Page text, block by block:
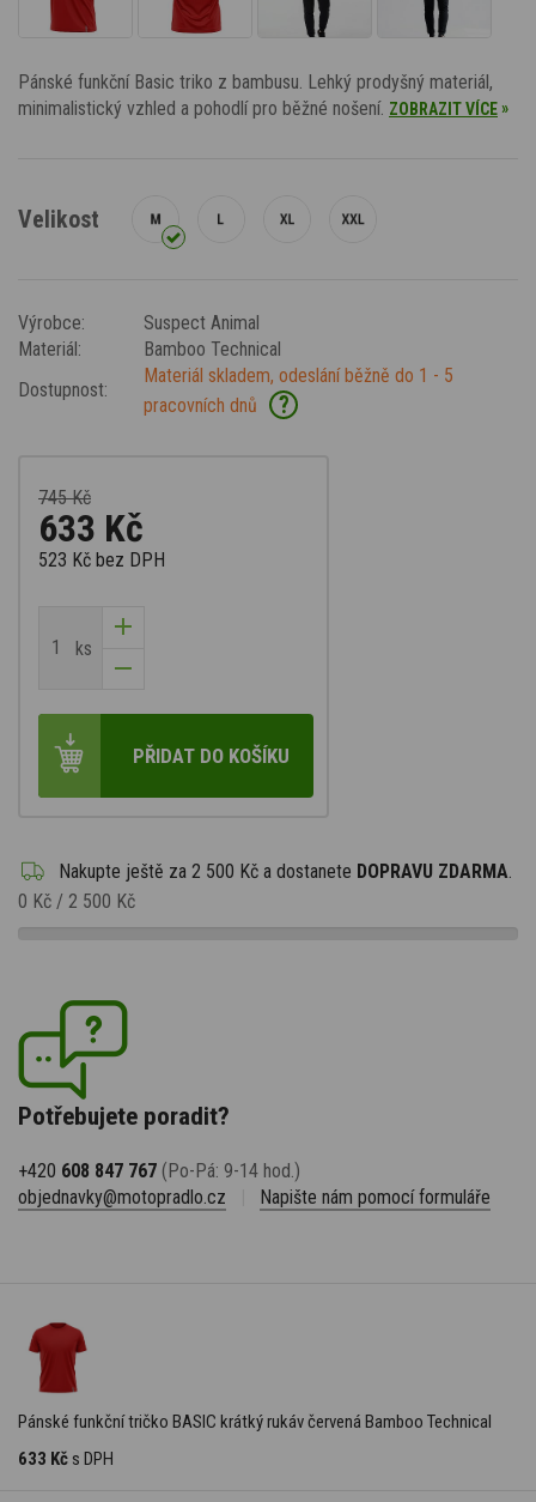
Pánské funkční Basic triko z bambusu. Lehký prodyšný materiál,
minimalistický vzhled a pohodlí pro běžné nošení. ZOBRAZIT VÍCE»
Velikost
Výrobce:
Suspect Animal
Materiál:
Bamboo Technical
Dostupnost:
Materiál skladem, odeslání běžně do 1 - 5
pracovních dnů
?
745 Kč
633 Kč
523 Kč bez DPH
ks
PŘIDAT DO KOŠÍKU
Nakupte ještě za 2 500 Kč a dostanete DOPRAVU ZDARMA
0 Kč / 2 500 Kč
Potřebujete poradit?
+420 608 847 767 (Po-Pá: 9-14 hod.)
objednavky@motopradlo.cz
Napište nám pomocí formuláře
Pánské funkční tričko BASIC krátký rukáv červená Bamboo Technical
633 Kč s DPH